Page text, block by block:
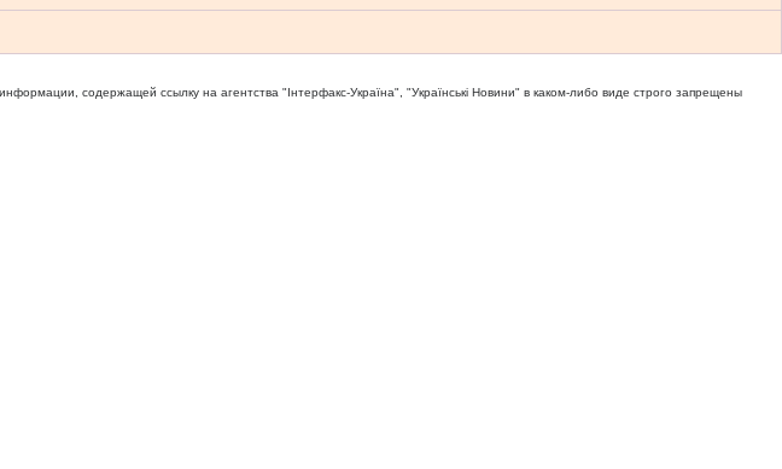
содержащей ссылку на агентства "Iнтерфакс-Україна", "Українськi Новини" в каком-либо виде строго запрещены